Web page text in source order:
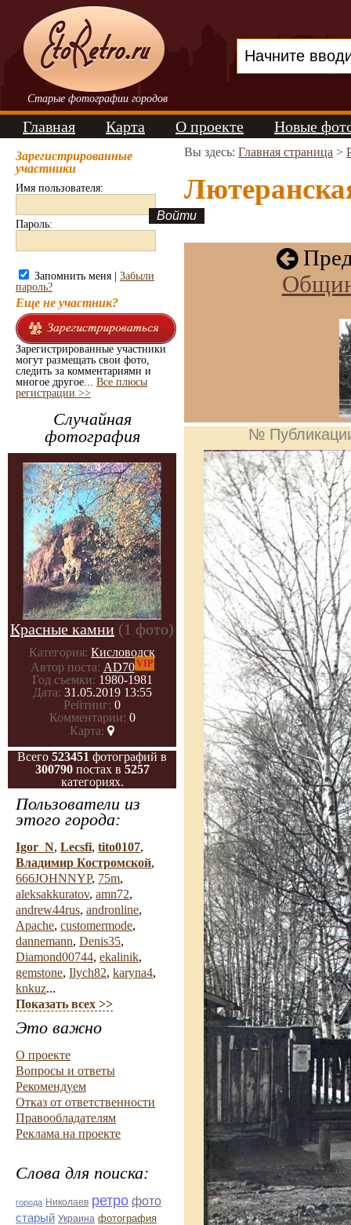
Старые фотографии городов
Главная Карта О проекте Новые
Зарегистрированные
участники
Имя пользователя:
Пароль:
Запомнить меня | Забыли
пароль?
Еще не участник?
Зарегистрированные участники
могут размещать свои фото,
следить за комментариями и
многое другое... Все плюсы
регистрации >>
Случайная
фотография
Красные камни (1 фото)
Категория: Кисловодск
Автор поста: AD70VIP
Год съемки: 1980-1981
Дата: 31.05.2019 13:55
Рейтинг: 0
Комментарии: 0
Карта:
Всего 523451 фотографий в
300790постах в 5257
категориях.
Пользователи из
этого города:
Igor_N, Lecsfi, tito0107,
Владимир Костромской,
666JOHNNYP, 75m,
aleksakkuratov, amn72,
andrew44rus, andronline,
Apache, customermode,
dannemann, Denis35,
Diamond00744, ekalinik,
gemstone, Ilych82, karyna4,
knkuz...
Показать всех >>
Это важно
О проекте
Вопросы и ответы
Рекомендуем
Отказ от ответственности
Правообладателям
Реклама на проекте
Слова для поиска:
города Николаев ретро фото
старый Украина фотография
Вы здесь: Главная страница >
№